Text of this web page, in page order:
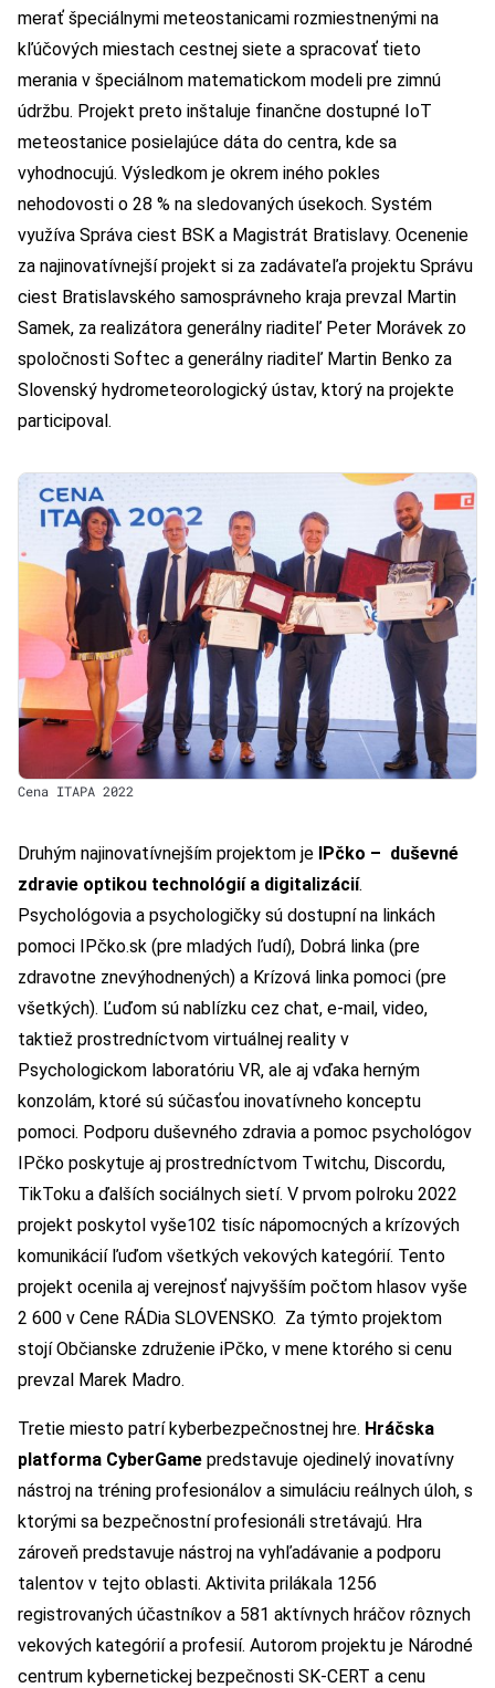
merať špeciálnymi meteostanicami rozmiestnenými na
kľúčových miestach cestnej siete a spracovať tieto
merania v špeciálnom matematickom modeli pre zimnú
údržbu. Projekt preto inštaluje finančne dostupné IoT
meteostanice posielajúce dáta do centra, kde sa
vyhodnocujú. Výsledkom je okrem iného pokles
nehodovosti o 28 % na sledovaných úsekoch. Systém
využíva Správa ciest BSK a Magistrát Bratislavy. Ocenenie
za najinovatívnejší projekt si za zadávateľa projektu Správu
ciest Bratislavského samosprávneho kraja prevzal Martin
Samek, za realizátora generálny riaditeľ Peter Morávek zo
spoločnosti Softec a generálny riaditeľ Martin Benko za
Slovenský hydrometeorologický ústav, ktorý na projekte
participoval.
Cena ITAPA 2022
Druhým najinovatívnejším projektom je IPčko – duševné
zdravie optikou technológií a digitalizácií.
Psychológovia a psychologičky sú dostupní na linkách
pomoci IPčko.sk (pre mladých ľudí), Dobrá linka (pre
zdravotne znevýhodnených) a Krízová linka pomoci (pre
všetkých). Ľuďom sú nablízku cez chat, e-mail, video,
taktiež prostredníctvom virtuálnej reality v
Psychologickom laboratóriu VR, ale aj vďaka herným
konzolám, ktoré sú súčasťou inovatívneho konceptu
pomoci. Podporu duševného zdravia a pomoc psychológov
IPčko poskytuje aj prostredníctvom Twitchu, Discordu,
TikToku a ďalších sociálnych sietí. V prvom polroku 2022
projekt poskytol vyše102 tisíc nápomocných a krízových
komunikácií ľuďom všetkých vekových kategórií. Tento
projekt ocenila aj verejnosť najvyšším počtom hlasov vyše
2 600 v Cene RÁDia SLOVENSKO. Za týmto projektom
stojí Občianske združenie iPčko, v mene ktorého si cenu
prevzal Marek Madro.
Tretie miesto patrí kyberbezpečnostnej hre. Hráčska
platforma CyberGame predstavuje ojedinelý inovatívny
nástroj na tréning profesionálov a simuláciu reálnych úloh, s
ktorými sa bezpečnostní profesionáli stretávajú. Hra
zároveň predstavuje nástroj na vyhľadávanie a podporu
talentov v tejto oblasti. Aktivita prilákala 1256
registrovaných účastníkov a 581 aktívnych hráčov rôznych
vekových kategórií a profesií. Autorom projektu je Národné
centrum kybernetickej bezpečnosti SK-CERT a cenu